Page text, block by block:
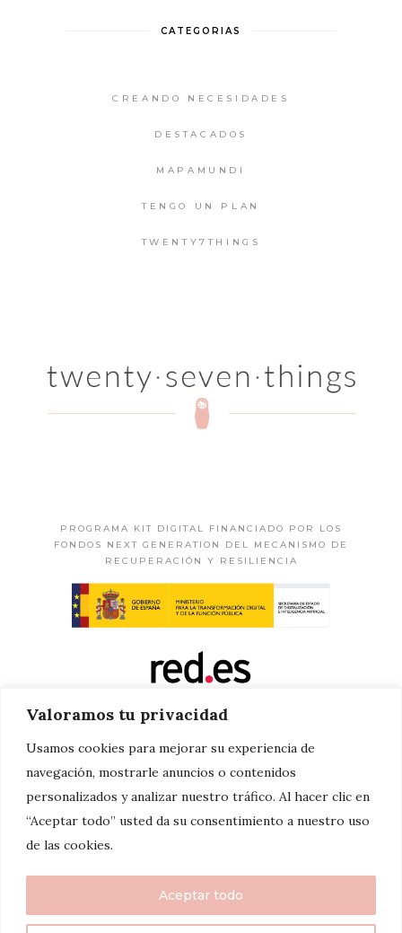
Valoramos tu privacidad
Usamos cookies para mejorar su experiencia de
navegación, mostrarle anuncios o contenidos
personalizados y analizar nuestro tráfico. Al hacer clic en
“Aceptar todo” usted da su consentimiento a nuestro uso
de las cookies.
Aceptar todo
CATEGORIAS
CREANDO NECESIDADES
DESTACADOS
MAPAMUNDI
TENGO UN PLAN
TWENTY7THINGS
PROGRAMA KIT DIGITAL FINANCIADO POR LOS
FONDOS NEXT GENERATION DEL MECANISMO DE
RECUPERACIÓN Y RESILIENCIA